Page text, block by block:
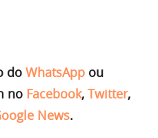
do WhatsApp ou
no Facebook, Twitter,
News.